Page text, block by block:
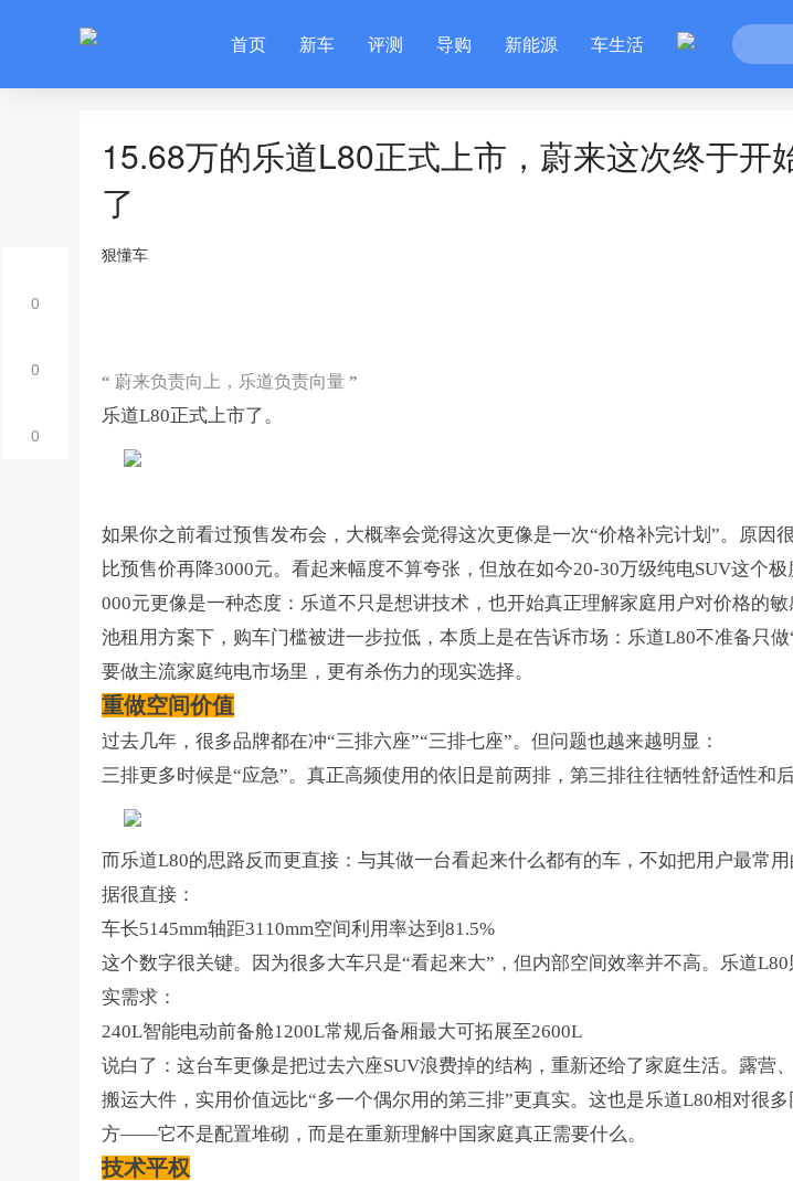
首页 新车 评测 导购 新能源 车生活
0
0
0
15.68万的乐道L80正式上市，蔚来这次终于开
了
狠懂车
“ 蔚来负责向上，乐道负责向量 ”
乐道L80正式上市了。
如果你之前看过预售发布会，大概率会觉得这次更像是一次“价格补完计划 ”。原因
比预售价再降3000元。看起来幅度不算夸张，但放在如今20-30万级纯电SUV这个极
000元更像是一种态度：乐道不只是想讲技术，也开始真正理解家庭用户对价格的
池租用方案下，购车门槛被进一步拉低，本质上是在告诉市场：乐道L80不准备只做
要做主流家庭纯电市场里，更有杀伤力的现实选择。
重做空间价值
过去几年，很多品牌都在冲“三排六座”“三排七座”。但问题也越来越明显：
三排更多时候是“应急”。真正高频使用的依旧是前两排，第三排往往牺牲舒适性和后
而乐道L80的思路反而更直接：与其做一台看起来什么都有的车，不如把用户最常用
据很直接：
车长5145mm轴距3110mm空间利用率达到 81.5%
这个数字很关键。因为很多大车只是“看起来大” ，但内部空间效率并不高。乐道L80
实需求：
240L智能电动前备舱1200L常规后备厢最大可拓展至2600L
说白了：这台车更像是把过去六座SUV浪费掉的结构，重新还给了家庭生活。露营
搬运大件，实用价值远比“多一个偶尔用的第三排”更真实。这也是乐道L80相对很
方——它不是配置堆砌，而是在重新理解中国家庭真正需要什么。
技术平权